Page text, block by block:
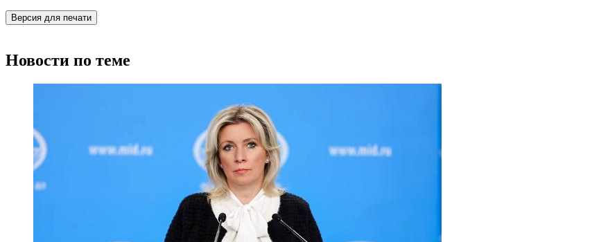
Версия для печати
Новости по теме